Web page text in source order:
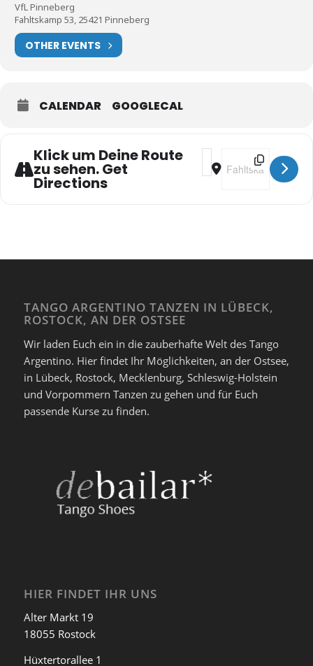
VfL Pinneberg
Fahltskamp 53, 25421 Pinneberg
OTHER EVENTS
CALENDAR GOOGLECAL
Klick um Deine Route
zu sehen. Get
Directions
Address -
Destination
TANGO ARGENTINO TANZEN IN LÜBECK,
ROSTOCK, AN DER OSTSEE
Wir laden Euch ein in die zauberhafte Welt des Tango
Argentino. Hier findet Ihr Möglichkeiten, an der Ostsee,
in Lübeck, Rostock, Mecklenburg, Schleswig-Holstein
und Vorpommern Tanzen zu gehen und für Euch
passende Kurse zu finden.
HIER FINDET IHR UNS
Alter Markt 19
18055 Rostock
Hüxtertorallee 1